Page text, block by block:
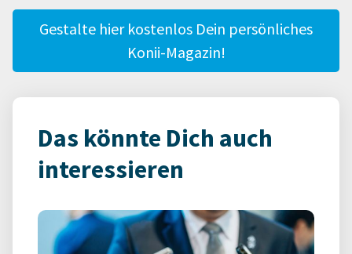
Gestalte hier kostenlos Dein persönliches
Konii-Magazin!
Das könnte Dich auch
interessieren